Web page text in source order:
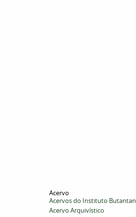
Acervo
Acervos do Instituto Butantan
Acervo Arquivístico